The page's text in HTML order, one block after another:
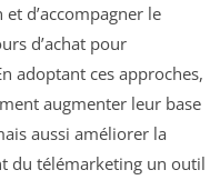
d’accompagner le
d’achat pour
adoptant ces approches,
augmenter leur base
aussi améliorer la
du télémarketing un outil